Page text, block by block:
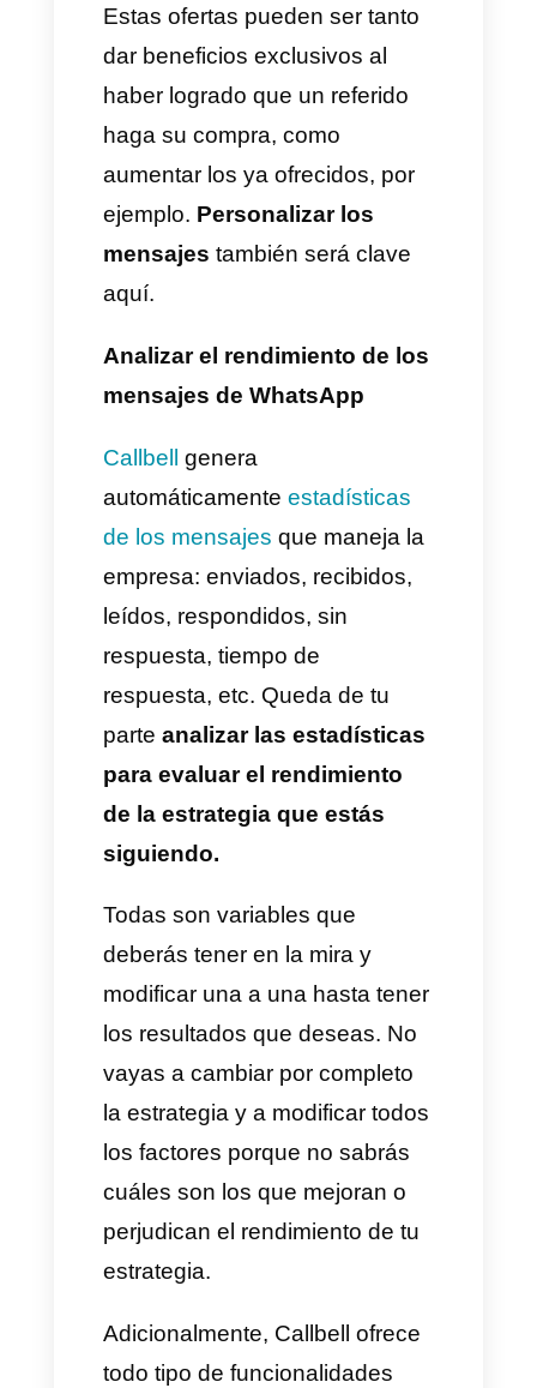
Lasplataformas como Callbell
permiten guardar y gestionar
con facilidad la base de datos
de los clientes. Enviar
mensajes de difusión es mucho
más fácil así. La idea es
redactar un
agradable, corto y que
incentive a participar
programa de referidos. Las
instrucciones y los beneficios
deben estar claros.
Automatizar el envío de
mensajes
Puedes configurar un mensaje
programado para que se envíe
acción, como concretar una
compra, hacer un registro,
enviar un mensaje a la
empresa, etc. Con elChatbot
de Callbell
mensajes que parezcan
personalizados. Por ejemplo,
llamar por el nombre a cada
cliente.